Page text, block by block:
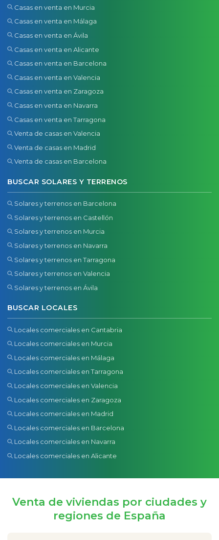
Casas en venta en Murcia
Casas en venta en Málaga
Casas en venta en Ávila
Casas en venta en Alicante
Casas en venta en Barcelona
Casas en venta en Valencia
Casas en venta en Zaragoza
Casas en venta en Navarra
Casas en venta en Tarragona
Venta de casas en Valencia
Venta de casas en Madrid
Venta de casas en Barcelona
BUSCAR SOLARES Y TERRENOS
Solares y terrenos en Barcelona
Solares y terrenos en Castellón
Solares y terrenos en Murcia
Solares y terrenos en Navarra
Solares y terrenos en Tarragona
Solares y terrenos en Valencia
Solares y terrenos en Ávila
BUSCAR LOCALES
Locales comerciales en Cantabria
Locales comerciales en Murcia
Locales comerciales en Málaga
Locales comerciales en Tarragona
Locales comerciales en Valencia
Locales comerciales en Zaragoza
Locales comerciales en Madrid
Locales comerciales en Barcelona
Locales comerciales en Navarra
Locales comerciales en Alicante
Venta de viviendas por ciudades y
regiones de España